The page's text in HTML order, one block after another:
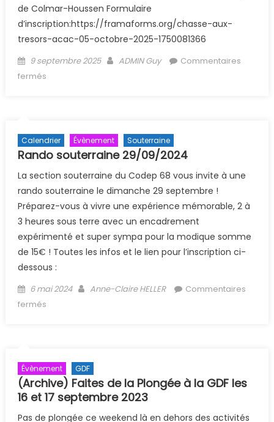
de Colmar-Houssen Formulaire
d’inscription:https://framaforms.org/chasse-aux-
tresors-acac-05-octobre-2025-1750081366
Posted on
9 septembre 2025 Author
ADMIN Guy
Commentaires
fermés
Calendrier Évènement Souterraine
Rando souterraine 29/09/2024
La section souterraine du Codep 68 vous invite à une
rando souterraine le dimanche 29 septembre !
Préparez-vous à vivre une expérience mémorable, 2 à
3 heures sous terre avec un encadrement
expérimenté et super sympa pour la modique somme
de 15€ ! Toutes les infos et le lien pour l’inscription ci-
dessous :
Posted on
6 mai 2024 Author
Anne-Claire HELLER
Commentaires
fermés
Évènement GDF
(Archive) Faites de la Plongée à la GDF les
16 et 17 septembre 2023
Pas de plongée ce weekend là en dehors des activités